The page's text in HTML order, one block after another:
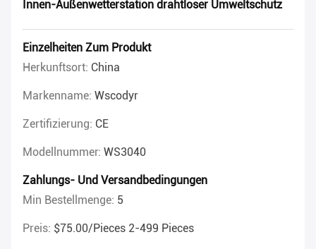
Innen-Außenwetterstation drahtloser Umweltschutz
Einzelheiten Zum Produkt
Herkunftsort: China
Markenname: Wscodyr
Zertifizierung: CE
Modellnummer: WS3040
Zahlungs- Und Versandbedingungen
Min Bestellmenge: 5
Preis: $75.00/pieces 2-499 Pieces